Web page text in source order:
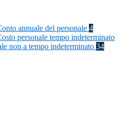
annuale del personale 4
personale tempo indeterminato
non a tempo indeterminato 34